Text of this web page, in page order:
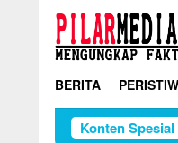
Loncat
konten
BERITA
Konten Spesial